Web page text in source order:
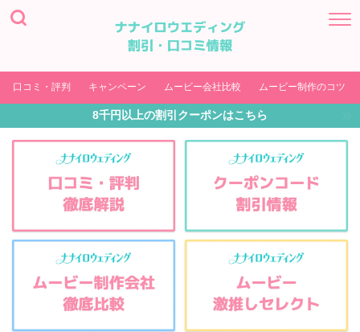
口コミ・評判 キャンペーン ムービー会社比較 ムービー制作のコツ
8千円以上の割引クーポンはこちら